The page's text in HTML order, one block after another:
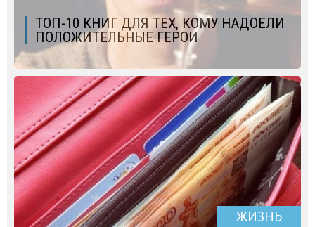
ТОП-10 КНИГ ДЛЯ ТЕХ, КОМУ НАДОЕЛИ
ПОЛОЖИТЕЛЬНЫЕ ГЕРОИ
ЖИЗНЬ